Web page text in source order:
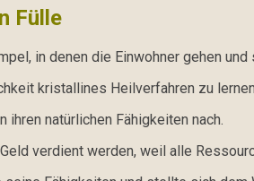
Fülle
in denen die Einwohner gehen und
kristallines Heilverfahren zu
ihren natürlichen Fähigkeiten nach.
verdient werden, weil alle